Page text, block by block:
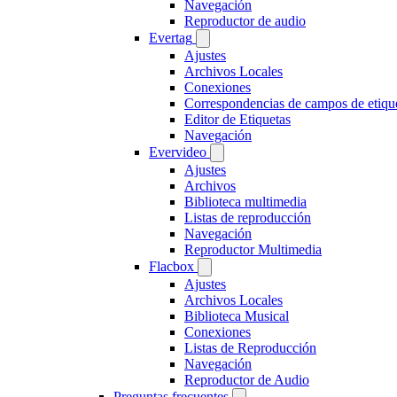
Navegación
Reproductor de audio
Evertag
Ajustes
Archivos Locales
Conexiones
Correspondencias de campos de
Editor de Etiquetas
Navegación
Evervideo
Ajustes
Archivos
Biblioteca multimedia
Listas de reproducción
Navegación
Reproductor Multimedia
Flacbox
Ajustes
Archivos Locales
Biblioteca Musical
Conexiones
Listas de Reproducción
Navegación
Reproductor de Audio